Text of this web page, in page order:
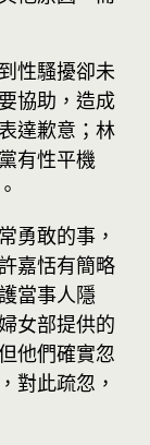
性騷擾卻未
協助，造成
達歉意；林
有性平機
勇敢的事，
嘉恬有簡略
當事人隱
女部提供的
他們確實忽
對此疏忽，